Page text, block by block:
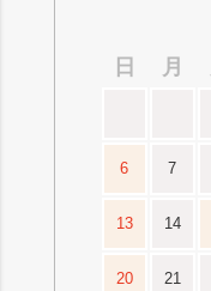
日
月
6 7
13 14
20 21